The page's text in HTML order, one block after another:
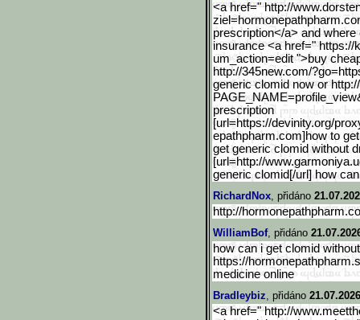
<a href=" http://
ziel=hormonepathphar
prescription</a> and
insurance <a href="
um_action=edit ">buy
http://345new.com/?go=htt
generic clomid now or
prescription
[url=https://devinity.org/
epathpharm.com]how to
get generic clomid without
[url=http://
generic clomid[/url] how
RichardNox, přidáno
http://
WilliamBof, přidáno
how can i get clomid
https://
medicine online
Bradleybiz, přidáno
<a href=" http://